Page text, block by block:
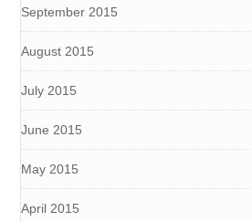
September 2015
August 2015
July 2015
June 2015
May 2015
April 2015